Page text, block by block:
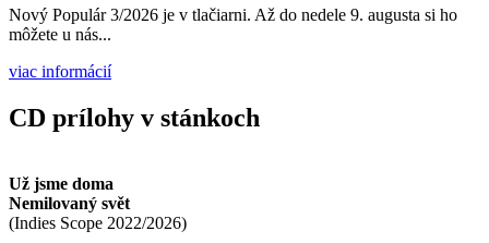
Nový Populár 3/2026 je v tlačiarni. Až do nedele 9. augusta si ho
môžete u nás...
viac informácií
CD prílohy v stánkoch
Už jsme doma
Nemilovaný svět
(Indies Scope 2022/2026)